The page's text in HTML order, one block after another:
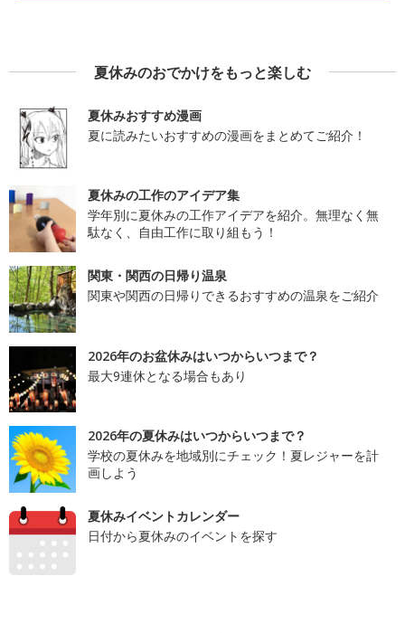
夏休みのおでかけをもっと楽しむ
夏休みおすすめ漫画
夏に読みたいおすすめの漫画をまとめてご紹介！
夏休みの工作のアイデア集
学年別に夏休みの工作アイデアを紹介。無理なく無
駄なく、自由工作に取り組もう！
関東・関西の日帰り温泉
関東や関西の日帰りできるおすすめの温泉をご紹介
2026年のお盆休みはいつからいつまで？
最大9連休となる場合もあり
2026年の夏休みはいつからいつまで？
学校の夏休みを地域別にチェック！夏レジャーを計
画しよう
夏休みイベントカレンダー
日付から夏休みのイベントを探す